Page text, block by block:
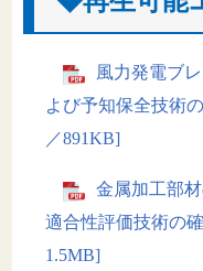
風力発電ブ
よび予知保全技術
／891KB]
金属加工部
適合性評価技術の
1.5MB]